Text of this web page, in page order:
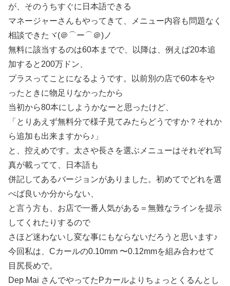
が、そのうちすぐに日本語できる
マネージャーさんもやってきて、メニュー内容も問題なく
相談できたヾ(＠⌒ー⌒＠)ノ
無料に該当するのは60本までで、以降は、例えば20本追
加すると200万ドン、
プラスってことになるようです。以前別の店で60本をや
ったときに物足りなかったから
当初から80本にしようかなーと思ったけど、
「とりあえず無料分で様子見てみたらどうですか？それか
ら追加も出来ますから♪」
と、控えめです。太さや長さを選ぶメニューはそれぞれ写
真が載ってて、日本語も
併記してあるバージョンがありました。初めてでどれを選
べば良いか分からない、
と言う方も、お店で一番人気がある＝無難なラインを提示
してくれたりするので
さほど迷わないし変な事にもならないだろうと思います♪
今回私は、Cカールの0.10mm 〜0.12mmを組み合わせて
目尻長めで。
Dep Mai さんでやってたPカールよりちょっとくるんとし